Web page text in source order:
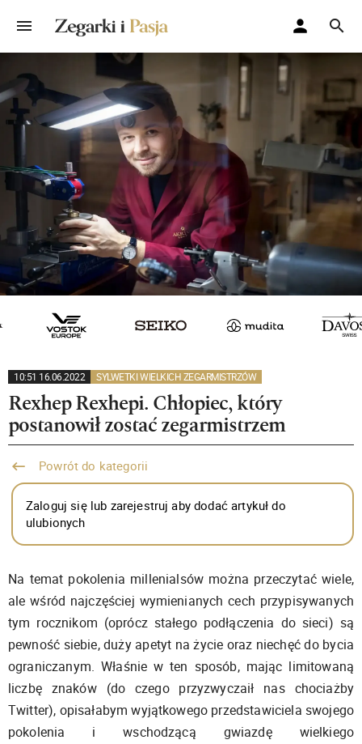
10:51 16.06.2022 SYLWETKI WIELKICH ZEGARMISTRZÓW
Rexhep Rexhepi. Chłopiec, który
postanowił zostać zegarmistrzem
Powrót do kategorii
Zaloguj się lub zarejestruj aby dodać artykuł do
ulubionych
Na temat pokolenia millenialsów można przeczytać wiele,
ale wśród najczęściej wymienianych cech przypisywanych
tym rocznikom (oprócz stałego podłączenia do sieci) są
pewność siebie, duży apetyt na życie oraz niechęć do bycia
ograniczanym. Właśnie w ten sposób, mając limitowaną
liczbę znaków (do czego przyzwyczaił nas chociażby
Twitter), opisałabym wyjątkowego przedstawiciela swojego
pokolenia i wschodzącą gwiazdę wielkiego